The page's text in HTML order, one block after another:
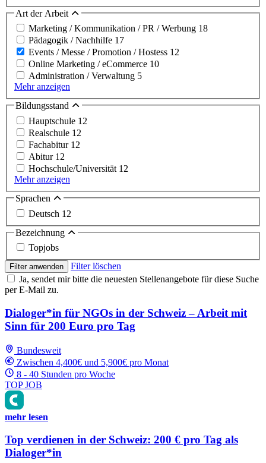
Art der Arbeit
Marketing / Kommunikation / PR / Werbung 18
Pädagogik / Nachhilfe 17
Events / Messe / Promotion / Hostess 12
Online Marketing / eCommerce 10
Administration / Verwaltung 5
Mehr anzeigen
Bildungsstand
Hauptschule 12
Realschule 12
Fachabitur 12
Abitur 12
Hochschule/Universität 12
Mehr anzeigen
Sprachen
Deutsch 12
Bezeichnung
Topjobs
Filter anwenden
Filter löschen
Ja, sendet mir bitte die neuesten Stellenangebote für diese Suche
per E-Mail zu.
Dialoger*in für NGOs in der Schweiz – Arbeit mit
Sinn für 200 Euro pro Tag
Bundesweit
Zwischen 4,400€ und 5,900€ pro Monat
8 - 40 Stunden pro Woche
TOP JOB
mehr lesen
Top verdienen in der Schweiz: 200 € pro Tag als
Dialoger*in